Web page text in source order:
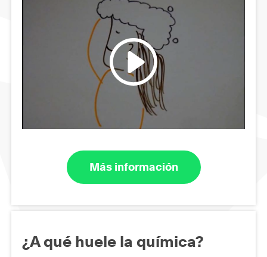
Más información
¿A qué huele la química?